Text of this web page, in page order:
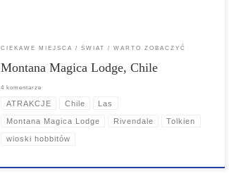
CIEKAWE MIEJSCA ŚWIAT WARTO ZOBACZYĆ
Montana Magica Lodge, Chile
4 komentarze
ATRAKCJE Chile Las
Montana Magica Lodge Rivendale Tolkien
wioski hobbitów